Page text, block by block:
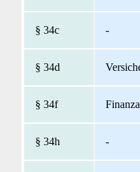
-
-